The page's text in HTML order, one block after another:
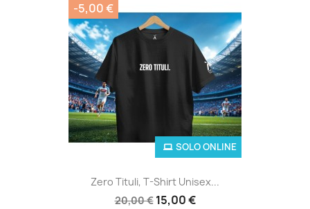
Zero Tituli, T-Shirt Unisex...
20,00 € 15,00 €
SOLO ONLINE
-5,00 €